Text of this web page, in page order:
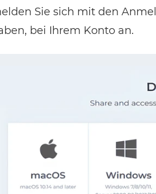
Sie sich mit den
bei Ihrem Konto an.